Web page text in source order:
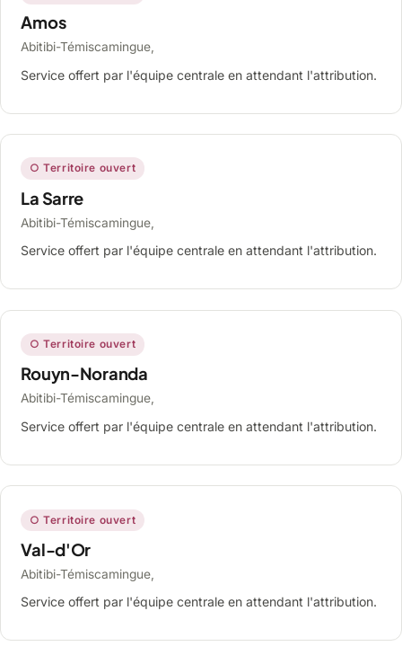
Amos
Abitibi-Témiscamingue,
Service offert par l'équipe centrale en attendant l'attribution.
○ Territoire ouvert
La Sarre
Abitibi-Témiscamingue,
Service offert par l'équipe centrale en attendant l'attribution.
○ Territoire ouvert
Rouyn-Noranda
Abitibi-Témiscamingue,
Service offert par l'équipe centrale en attendant l'attribution.
○ Territoire ouvert
Val-d'Or
Abitibi-Témiscamingue,
Service offert par l'équipe centrale en attendant l'attribution.